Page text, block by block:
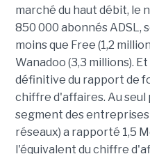
marché du haut débit, le
850 000 abonnés ADSL,
moins que Free (1,2
Wanadoo (3,3 millions).
définitive du rapport de
chiffre d'affaires. Au
segment des
réseaux) a rapporté 1,5
l'équivalent du chiffre